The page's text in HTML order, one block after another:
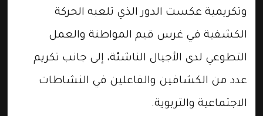
وتكريمية عكست الدور الذي تلعبه الحركة
الكشفية في غرس قيم المواطنة والعمل
التطوعي لدى الأجيال الناشئة، إلى جانب تكريم
عدد من الكشافين والفاعلين في النشاطات
الاجتماعية والتربوية.